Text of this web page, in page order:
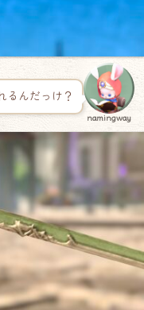
るんだっけ？
namingway